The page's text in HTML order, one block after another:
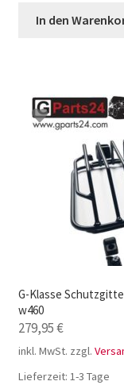
In den
G-Klasse
w460
279,95€
inkl. MwSt. zzgl.
Lieferzeit: 1-3 Tage